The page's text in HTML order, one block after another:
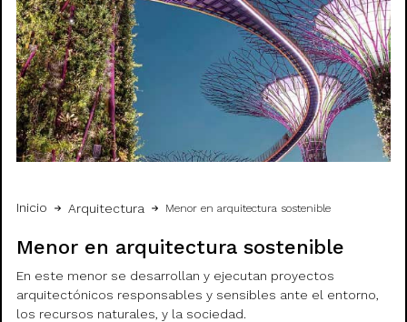
Inicio Arquitectura Menor en arquitectura sostenible
Menor en arquitectura sostenible
En este menor se desarrollan y ejecutan proyectos
arquitectónicos responsables y sensibles ante el entorno,
los recursos naturales, y la sociedad.